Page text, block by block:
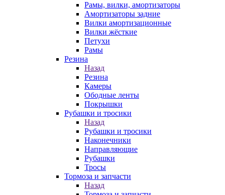
Рамы, вилки, амортизаторы
Амортизаторы задние
Вилки амортизационные
Вилки жёсткие
Петухи
Рамы
Резина
Назад
Резина
Камеры
Ободные ленты
Покрышки
Рубашки и тросики
Назад
Рубашки и тросики
Наконечники
Направляющие
Рубашки
Тросы
Тормоза и запчасти
Назад